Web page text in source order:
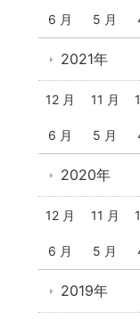
6 月 5 月
2021年
12 月 11 月
6 月 5 月
2020年
12 月 11 月
6 月 5 月
2019年